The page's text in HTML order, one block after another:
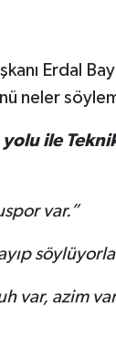
Erdal
neler
yolu ile
var.”
var, azim